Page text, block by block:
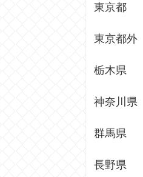
東京都
東京都外
栃木県
神奈川県
群馬県
長野県